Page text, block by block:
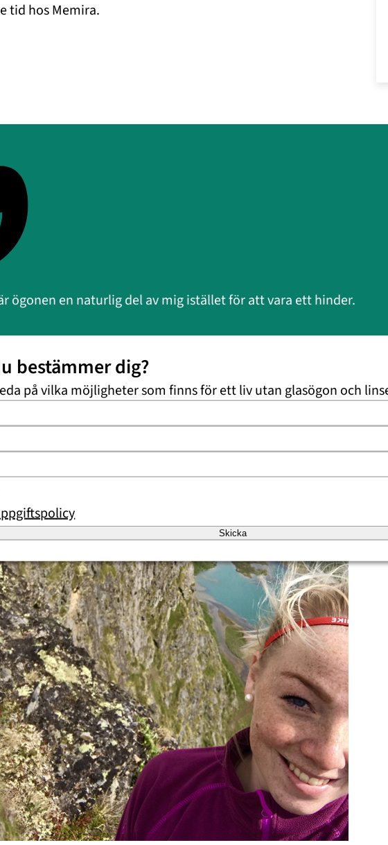
tid hos Memira.
ögonen en naturlig del av mig istället för att vara ett hinder.
grå starr valde jag också att korrigera min närsynthet.
multifokala linser av optikern. Nu i efterhand hade jag
mycket tidigare. Jag märker inte särskilt av några
ljuskällor – men det gjorde jag innan också fast mer.
färggrant. Det är så befriande! Nu är ögonen en naturlig
ett hinder.
bestämmer dig?
på vilka möjligheter som finns för ett liv utan glasögon och
Skicka